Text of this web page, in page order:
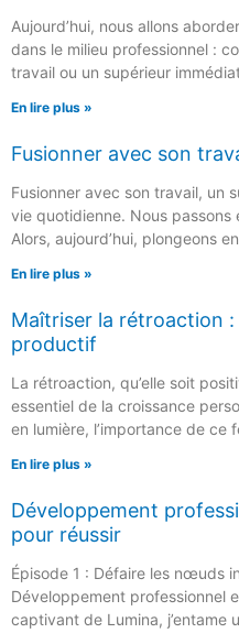
Aujourd’hui, nous allons
dans le milieu professionnel :
travail ou un supérieur
En lire plus »
Fusionner avec son
Fusionner avec son travail, un
vie quotidienne. Nous
Alors, aujourd’hui, plongeons
En lire plus »
Maîtriser la rétroaction
productif
La rétroaction, qu’elle soit
essentiel de la croissance
en lumière, l’importance de ce
En lire plus »
Développement
pour réussir
Épisode 1 : Défaire les nœuds
Développement professionnel
captivant de Lumina, j’entame